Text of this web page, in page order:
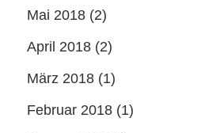
Mai 2018 (2)
April 2018 (2)
März 2018 (1)
Februar 2018 (1)